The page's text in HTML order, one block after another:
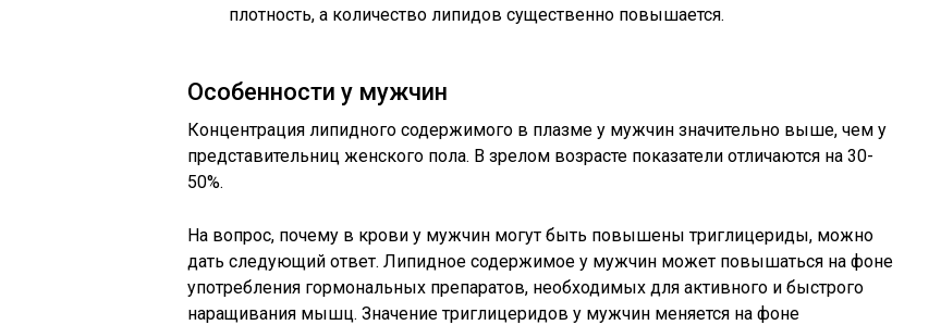
плотность, а количество липидов существенно повышается.
Особенности у мужчин
Концентрация липидного содержимого в плазме у мужчин значительно выше, чем у
представительниц женского пола. В зрелом возрасте показатели отличаются на 30-
50%.
На вопрос, почему в крови у мужчин могут быть повышены триглицериды, можно
дать следующий ответ. Липидное содержимое у мужчин может повышаться на фоне
употребления гормональных препаратов, необходимых для активного и быстрого
наращивания мышц. Значение триглицеридов у мужчин меняется на фоне